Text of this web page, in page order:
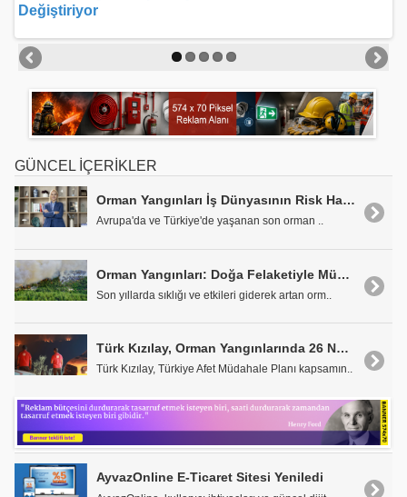
Değiştiriyor
GÜNCEL İÇERİKLER
Orman Yangınları İş Dünyasının Risk Haritasını Değiştiriyor
Avrupa'da ve Türkiye'de yaşanan son orman ..
Orman Yangınları: Doğa Felaketiyle Mücadele
Son yıllarda sıklığı ve etkileri giderek artan orm..
Türk Kızılay, Orman Yangınlarında 26 Noktada Sahada
Türk Kızılay, Türkiye Afet Müdahale Planı kapsamın..
AyvazOnline E-Ticaret Sitesi Yeniledi